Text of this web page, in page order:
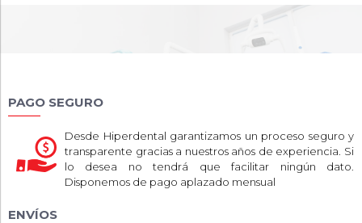
PAGO SEGURO
Desde Hiperdental garantizamos un proceso seguro y
transparente gracias a nuestros años de experiencia. Si
lo desea no tendrá que facilitar ningún dato.
Disponemos de pago aplazado mensual
ENVÍOS